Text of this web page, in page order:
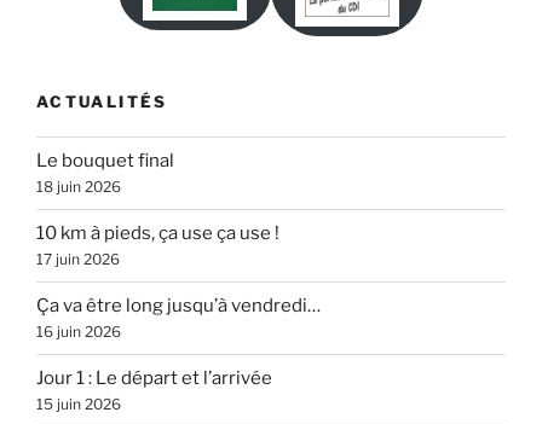
ACTUALITÉS
Le bouquet final
18 juin 2026
10 km à pieds, ça use ça use !
17 juin 2026
Ça va être long jusqu’à vendredi…
16 juin 2026
Jour 1 : Le départ et l’arrivée
15 juin 2026